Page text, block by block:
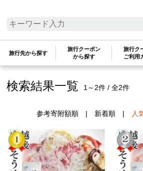
旅行先から探す
旅行クーポン
から探す
旅行ク
ご利用
その他麺類
検索結果一覧 1～2件 / 全2件
参考寄附額順| 新着順| 人